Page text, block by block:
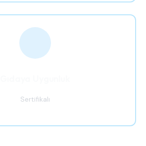
Sertifikalı